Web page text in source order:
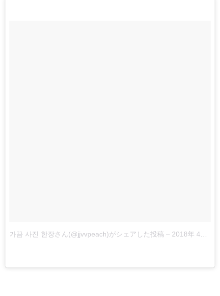
가끔 사진 한장さん(@jjvvpeach)がシェアした投稿 – 2018年 4月月15日午前7時26分PDT